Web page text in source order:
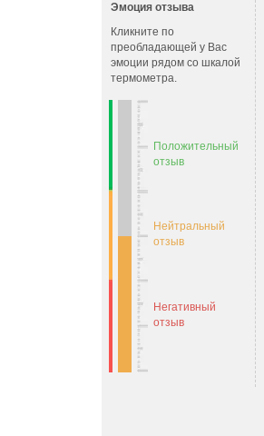
Эмоция отзыва
Кликните по
преобладающей у Вас
эмоции рядом со шкалой
термометра.
Положительный
отзыв
Нейтральный
отзыв
Негативный
отзыв